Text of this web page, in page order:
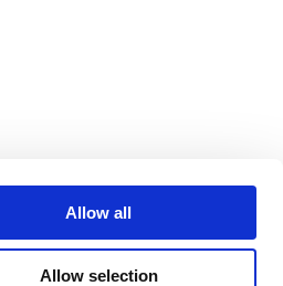
Allow all
Allow selection